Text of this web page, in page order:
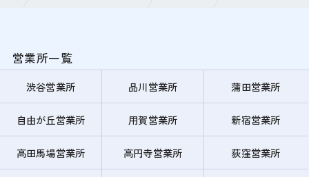
営業所一覧
渋谷営業所 品川営業所 蒲田営業所
自由が丘営業所 用賀営業所 新宿営業所
高田馬場営業所 高円寺営業所 荻窪営業所